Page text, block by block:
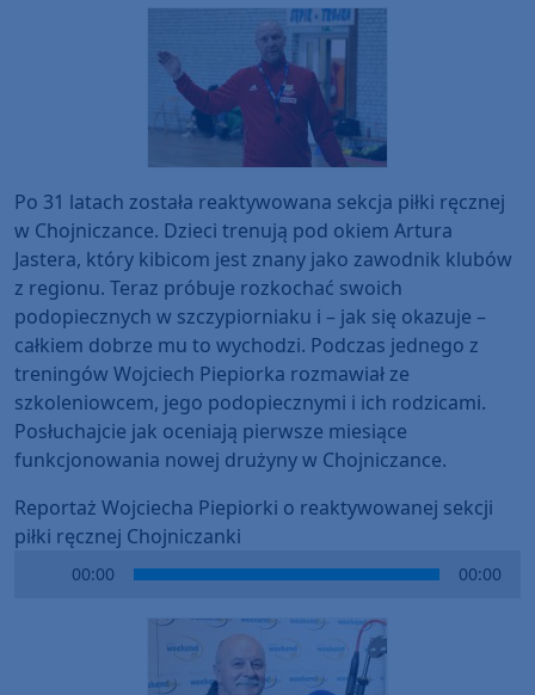
Po 31 latach została reaktywowana sekcja piłki ręcznej
w Chojniczance. Dzieci trenują pod okiem Artura
Jastera, który kibicom jest znany jako zawodnik klubów
z regionu. Teraz próbuje rozkochać swoich
podopiecznych w szczypiorniaku i – jak się okazuje –
całkiem dobrze mu to wychodzi. Podczas jednego z
treningów Wojciech Piepiorka rozmawiał ze
szkoleniowcem, jego podopiecznymi i ich rodzicami.
Posłuchajcie jak oceniają pierwsze miesiące
funkcjonowania nowej drużyny w Chojniczance.
Reportaż Wojciecha Piepiorki o reaktywowanej sekcji
piłki ręcznej Chojniczanki
00:00 00:00